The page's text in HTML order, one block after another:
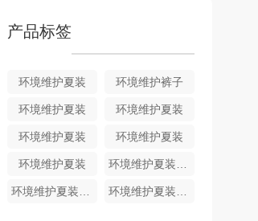
产品标签
环境维护夏装 环境维护裤子
环境维护夏装 环境维护夏装
环境维护夏装 环境维护夏装
环境维护夏装 环境维护夏装HJ011
环境维护夏装HJ010 环境维护夏装HJ009